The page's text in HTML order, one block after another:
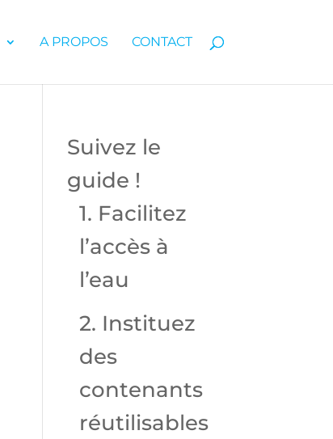
A PROPOS CONTACT
Suivez le
guide !
1. Facilitez
l’accès à
l’eau
2. Instituez
des
contenants
réutilisables